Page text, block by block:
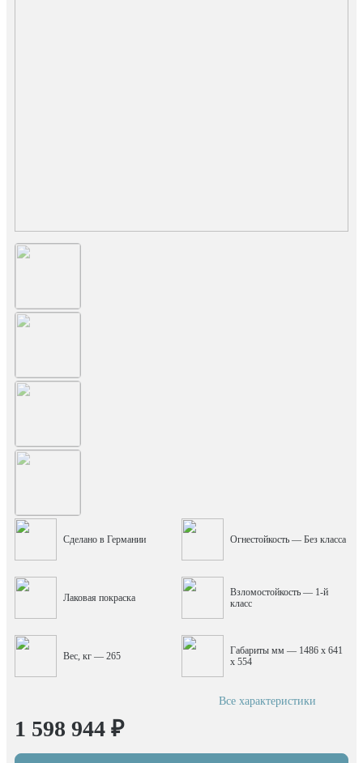
Сделано в Германии Огнестойкость — Без класса
Лаковая покраска
Взломостойкость — 1-й
класс
Вес, кг — 265
Габариты мм — 1486 x 641
x 554
Все характеристики
1 598 944 ₽